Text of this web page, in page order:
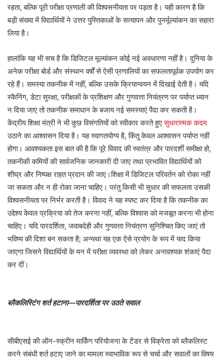
रहता, बल्कि पूरी परीक्षा प्रणाली की विश्वसनीयता पर पड़ता है। यही कारण है कि
बड़ी संख्या में विद्यार्थियों ने उत्तर पुस्तिकाओं के सत्यापन और पुनर्मूल्यांकन का सहारा
लिया है।
हालांकि यह भी सच है कि डिजिटल मूल्यांकन कोई नई अवधारणा नहीं है। दुनिया के
अनेक परीक्षा बोर्ड और संस्थान वर्षों से ऐसी प्रणालियों का सफलतापूर्वक उपयोग कर
रहे हैं। समस्या तकनीक में नहीं, बल्कि उसके क्रियान्वयन में दिखाई देती है। यदि
स्कैनिंग, डेटा सुरक्षा, परीक्षकों के प्रशिक्षण और गुणवत्ता नियंत्रण पर पर्याप्त ध्यान
न दिया जाए तो तकनीक समाधान के बजाय नई समस्याएं पैदा कर सकती है।
केंद्रीय शिक्षा मंत्री ने भी कुछ विसंगतियों को स्वीकार करते हुएसुधारात्मक कदम
उठाने का आश्वासन दिया है। यह स्वागतयोग्य है, किंतु केवल आश्वासन पर्याप्त नहीं
होगा। आवश्यकता इस बात की है कि पूरे विवाद की स्वतंत्र और पारदर्शी समीक्षा हो,
तकनीकी कमियों की सार्वजनिक जानकारी दी जाए तथा प्रभावित विद्यार्थियों को
शीघ्र और निष्पक्ष राहत प्रदान की जाए।शिक्षा में डिजिटल परिवर्तन को रोका नहीं
जा सकता और न ही रोका जाना चाहिए। परंतु किसी भी सुधार की सफलता उसकी
विश्वसनीयता पर निर्भर करती है। विवाद ने यह स्पष्ट कर दिया है कि तकनीक का
उद्देश्य केवल प्रक्रिया को तेज करना नहीं, बल्कि विश्वास को मजबूत करना भी होना
चाहिए। यदि पारदर्शिता, जवाबदेही और गुणवत्ता नियंत्रण सुनिश्चित किए जाएं तो
भविष्य की दिशा बन सकता है; अन्यथा यह एक ऐसे प्रयोग के रूप में याद किया
जाएगा जिसने विद्यार्थियों के मन में परीक्षा व्यवस्था को लेकर अनावश्यक शंकाएं पैदा
कर दीं।
ब्लैकलिस्टिंग शर्त हटाना—पारदर्शिता पर उठते सवाल
सीबीएसई की ऑन-स्क्रीन मार्किंग परियोजना के टेंडर से विक्रेता को ब्लैकलिस्ट
करने संबंधी शर्त हटाए जाने का मामला स्वाभाविक रूप से चर्चा और सवालों का विषय